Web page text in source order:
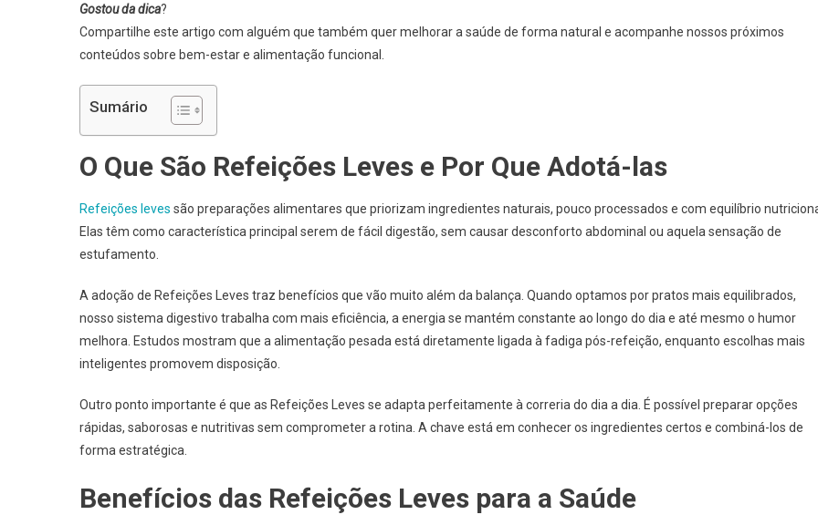
Gostou da dica?
Compartilhe este artigo com alguém que também quer melhorar a saúde de forma natural e acompanhe nossos próximos
conteúdos sobre bem-estar e alimentação funcional.
Sumário
O Que São Refeições Leves e Por Que Adotá-las
Refeições leves são preparações alimentares que priorizam ingredientes naturais, pouco processados e com equilíbrio
Elas têm como característica principal serem de fácil digestão, sem causar desconforto abdominal ou aquela sensação de
estufamento.
A adoção de Refeições Leves traz benefícios que vão muito além da balança. Quando optamos por pratos mais equilibrados,
nosso sistema digestivo trabalha com mais eficiência, a energia se mantém constante ao longo do dia e até mesmo o humor
melhora. Estudos mostram que a alimentação pesada está diretamente ligada à fadiga pós-refeição, enquanto escolhas mais
inteligentes promovem disposição.
Outro ponto importante é que as Refeições Leves se adapta perfeitamente à correria do dia a dia. É possível preparar opções
rápidas, saborosas e nutritivas sem comprometer a rotina. A chave está em conhecer os ingredientes certos e combiná-los de
forma estratégica.
Benefícios das Refeições Leves para a Saúde